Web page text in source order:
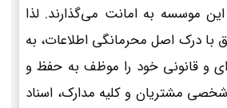
موسسه به امانت می‌گذارند. لذا
با درک اصل محرمانگی اطلاعات، به
و قانونی خود را موظف به حفظ و
مشتریان و کلیه مدارک، اسناد